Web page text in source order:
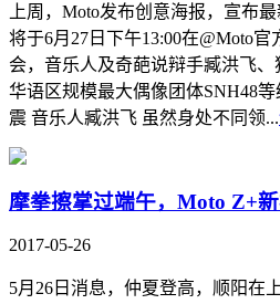
上周，Moto发布创意海报，宣布
将于6月27日下午13:00在@Moto
会，音乐人及奇葩说辩手臧洪飞
华语区规模最大偶像团体SNH48
震 音乐人臧洪飞 虽然身处不同领...
摩拳擦掌过端午，Moto Z+新
2017-05-26
5月26日消息，仲夏登高，顺阳在